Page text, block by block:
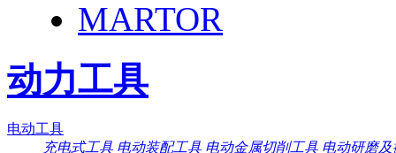
MARTOR
动力工具
电动工具
充电式工具 电动装配工具 电动金属切削工具 电动研磨